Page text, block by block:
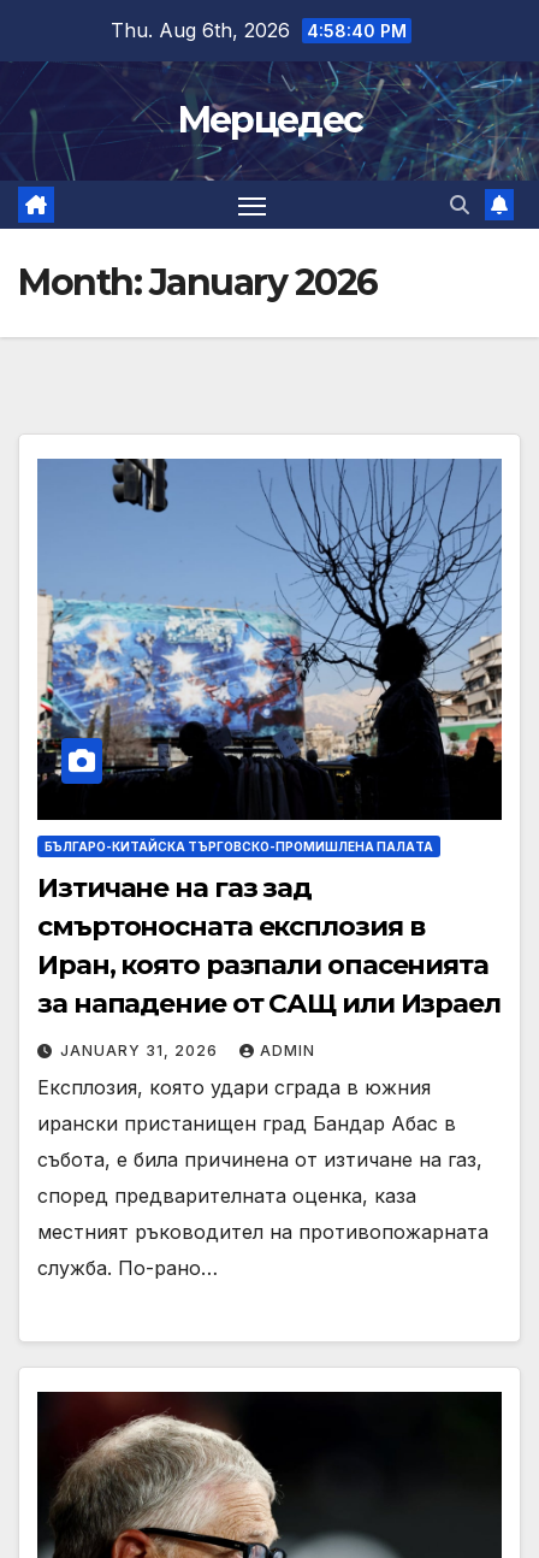
content
Thu. Aug 6th, 2026 4:58:41 PM
Мерцедес
Month:January 2026
БЪЛГАРО-КИТАЙСКА ТЪРГОВСКО-ПРОМИШЛЕНА ПАЛAТА
Изтичане на газ зад
смъртоносната експлозия в
Иран, която разпали опасенията
за нападение от САЩ или Израел
JANUARY 31, 2026 ADMIN
Експлозия, която удари сграда в южния
ирански пристанищен град Бандар Абас в
събота, е била причинена от изтичане на газ,
според предварителната оценка, каза
местният ръководител на противопожарната
служба. По-рано…